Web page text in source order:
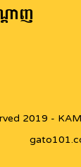
តាញ
2019 -